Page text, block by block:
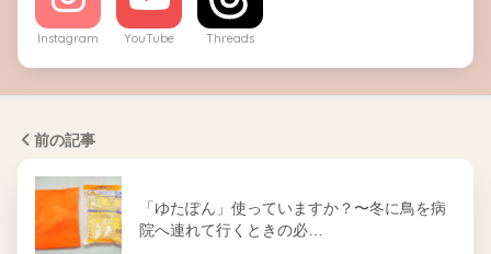
Instagram YouTube Threads
前の記事
「ゆたぽん」使っていますか？〜冬に鳥を病
院へ連れて行くときの必…